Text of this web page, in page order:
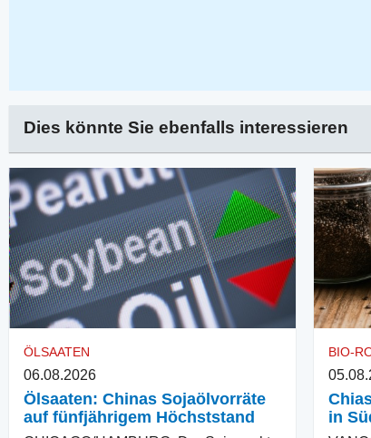
Dies könnte Sie ebenfalls interessieren
ÖLSAATEN
06.08.2026
Ölsaaten: Chinas Sojaölvorräte
auf fünfjährigem Höchststand
BIO-
in